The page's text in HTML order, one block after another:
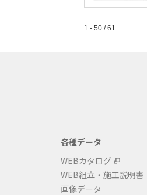
1 - 50 / 61
各種データ
WEBカタログ
WEB組立・施工説明書
画像データ